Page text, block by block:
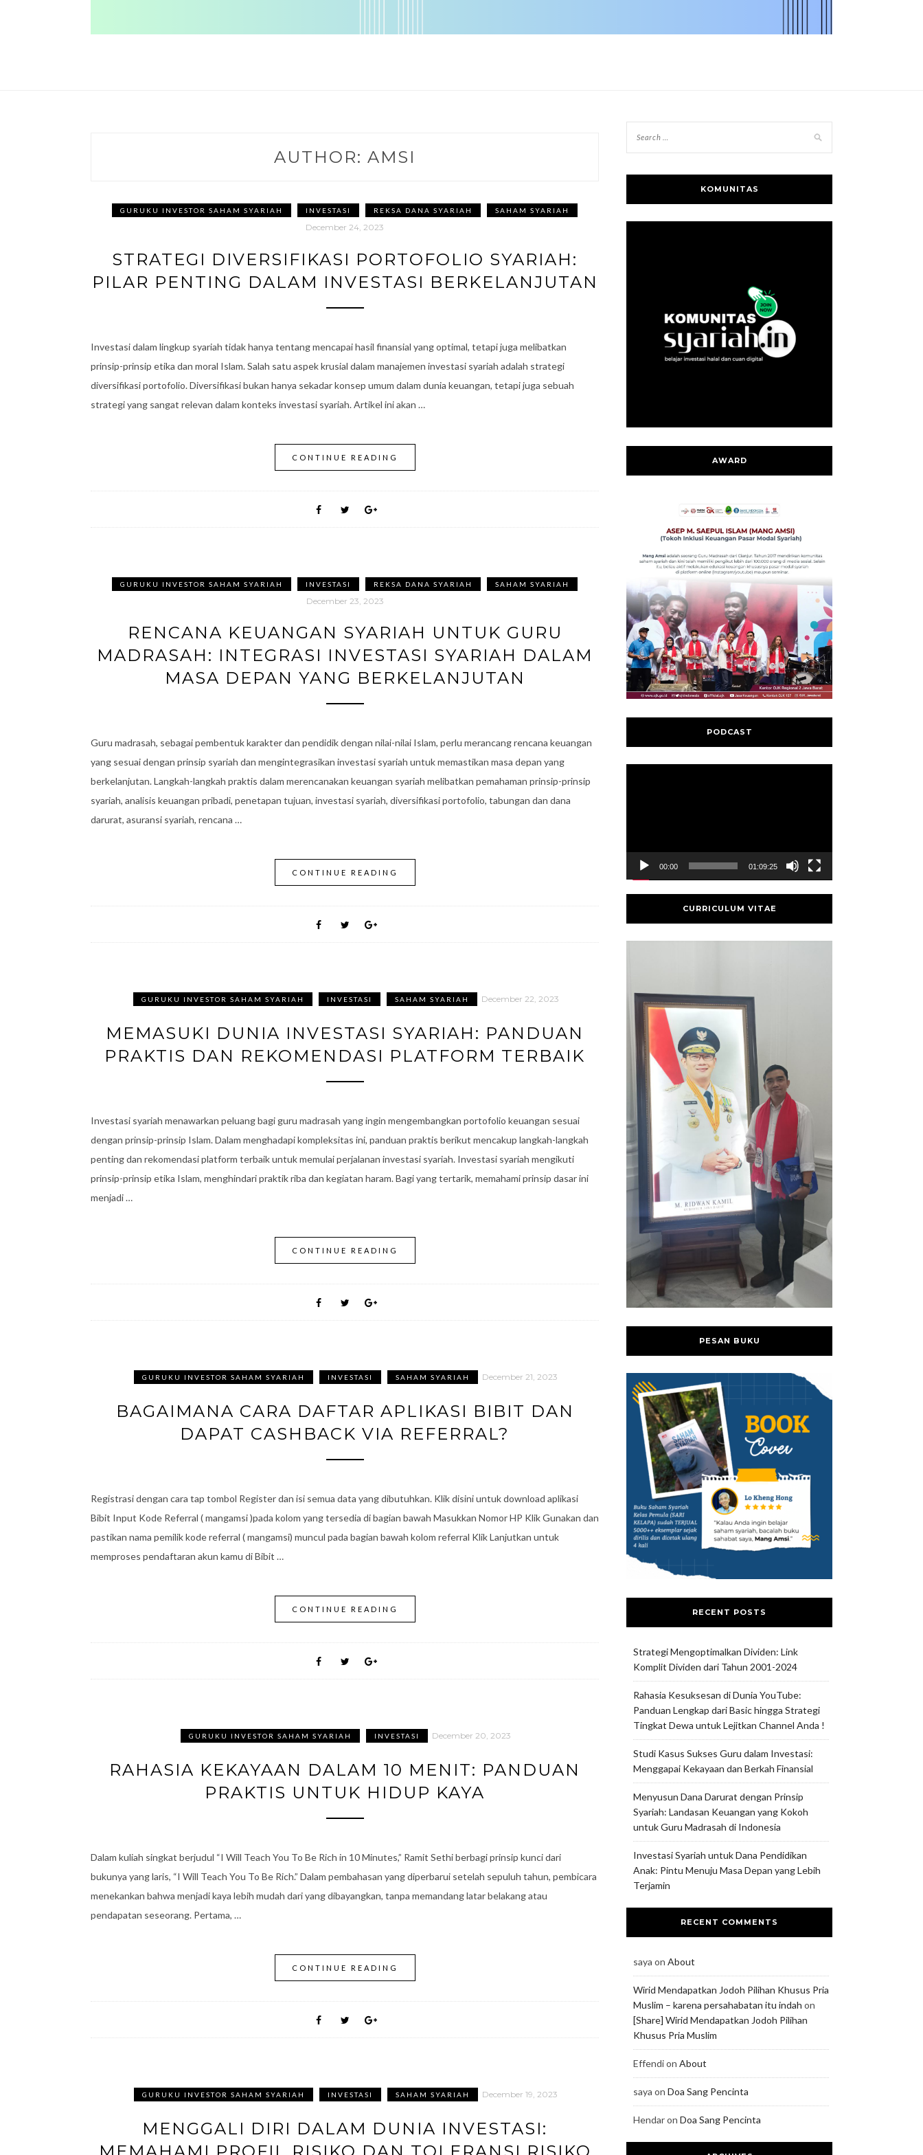
AUTHOR: AMSI
GURUKU INVESTOR SAHAM SYARIAH INVESTASI REKSA DANA SYARIAH SAHAM SYARIAH
December 24, 2023
STRATEGI DIVERSIFIKASI PORTOFOLIO SYARIAH:
PILAR PENTING DALAM INVESTASI BERKELANJUTAN
Investasi dalam lingkup syariah tidak hanya tentang mencapai hasil finansial yang optimal, tetapi juga melibatkan
prinsip-prinsip etika dan moral Islam. Salah satu aspek krusial dalam manajemen investasi syariah adalah strategi
diversifikasi portofolio. Diversifikasi bukan hanya sekadar konsep umum dalam dunia keuangan, tetapi juga sebuah
strategi yang sangat relevan dalam konteks investasi syariah. Artikel ini akan …
CONTINUE READING
GURUKU INVESTOR SAHAM SYARIAH INVESTASI REKSA DANA SYARIAH SAHAM SYARIAH
December 23, 2023
RENCANA KEUANGAN SYARIAH UNTUK GURU
MADRASAH: INTEGRASI INVESTASI SYARIAH DALAM
MASA DEPAN YANG BERKELANJUTAN
Guru madrasah, sebagai pembentuk karakter dan pendidik dengan nilai-nilai Islam, perlu merancang rencana keuangan
yang sesuai dengan prinsip syariah dan mengintegrasikan investasi syariah untuk memastikan masa depan yang
berkelanjutan. Langkah-langkah praktis dalam merencanakan keuangan syariah melibatkan pemahaman prinsip-prinsip
syariah, analisis keuangan pribadi, penetapan tujuan, investasi syariah, diversifikasi portofolio, tabungan dan dana
darurat, asuransi syariah, rencana …
CONTINUE READING
GURUKU INVESTOR SAHAM SYARIAH INVESTASI SAHAM SYARIAH December 22, 2023
MEMASUKI DUNIA INVESTASI SYARIAH: PANDUAN
PRAKTIS DAN REKOMENDASI PLATFORM TERBAIK
Investasi syariah menawarkan peluang bagi guru madrasah yang ingin mengembangkan portofolio keuangan sesuai
dengan prinsip-prinsip Islam. Dalam menghadapi kompleksitas ini, panduan praktis berikut mencakup langkah-langkah
penting dan rekomendasi platform terbaik untuk memulai perjalanan investasi syariah. Investasi syariah mengikuti
prinsip-prinsip etika Islam, menghindari praktik riba dan kegiatan haram. Bagi yang tertarik, memahami prinsip dasar ini
menjadi …
CONTINUE READING
GURUKU INVESTOR SAHAM SYARIAH INVESTASI SAHAM SYARIAH December 21, 2023
BAGAIMANA CARA DAFTAR APLIKASI BIBIT DAN
DAPAT CASHBACK VIA REFERRAL?
Registrasi dengan cara tap tombol Register dan isi semua data yang dibutuhkan. Klik disini untuk download aplikasi
Bibit Input Kode Referral ( mangamsi )pada kolom yang tersedia di bagian bawah Masukkan Nomor HP Klik Gunakan dan
pastikan nama pemilik kode referral ( mangamsi) muncul pada bagian bawah kolom referral Klik Lanjutkan untuk
memproses pendaftaran akun kamu di Bibit …
CONTINUE READING
GURUKU INVESTOR SAHAM SYARIAH INVESTASI December 20, 2023
RAHASIA KEKAYAAN DALAM 10 MENIT: PANDUAN
PRAKTIS UNTUK HIDUP KAYA
Dalam kuliah singkat berjudul “I Will Teach You To Be Rich in 10 Minutes,” Ramit Sethi berbagi prinsip kunci dari
bukunya yang laris, “I Will Teach You To Be Rich.” Dalam pembahasan yang diperbarui setelah sepuluh tahun, pembicara
menekankan bahwa menjadi kaya lebih mudah dari yang dibayangkan, tanpa memandang latar belakang atau
pendapatan seseorang. Pertama, …
CONTINUE READING
GURUKU INVESTOR SAHAM SYARIAH INVESTASI SAHAM SYARIAH December 19, 2023
MENGGALI DIRI DALAM DUNIA INVESTASI:
MEMAHAMI PROFIL RISIKO DAN TOLERANSI RISIKO
KOMUNITAS
AWARD
PODCAST
00:00 01:09:25
CURRICULUM VITAE
PESAN BUKU
RECENT POSTS
Strategi Mengoptimalkan Dividen: Link
Komplit Dividen dari Tahun 2001-2024
Rahasia Kesuksesan di Dunia YouTube:
Panduan Lengkap dari Basic hingga Strategi
Tingkat Dewa untuk Lejitkan Channel Anda !
Studi Kasus Sukses Guru dalam Investasi:
Menggapai Kekayaan dan Berkah Finansial
Menyusun Dana Darurat dengan Prinsip
Syariah: Landasan Keuangan yang Kokoh
untuk Guru Madrasah di Indonesia
Investasi Syariah untuk Dana Pendidikan
Anak: Pintu Menuju Masa Depan yang Lebih
Terjamin
RECENT COMMENTS
saya on About
Wirid Mendapatkan Jodoh Pilihan Khusus Pria
Muslim – karena persahabatan itu indah on
[Share] Wirid Mendapatkan Jodoh Pilihan
Khusus Pria Muslim
Effendion About
saya on Doa Sang Pencinta
Hendaron Doa Sang Pencinta